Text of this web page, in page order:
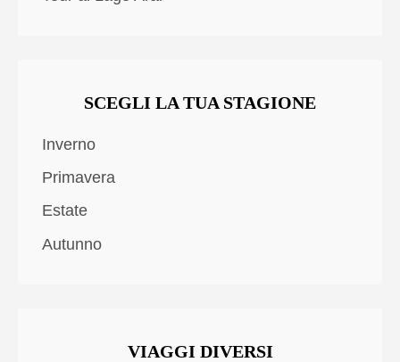
SCEGLI LA TUA STAGIONE
Inverno
Primavera
Estate
Autunno
VIAGGI DIVERSI